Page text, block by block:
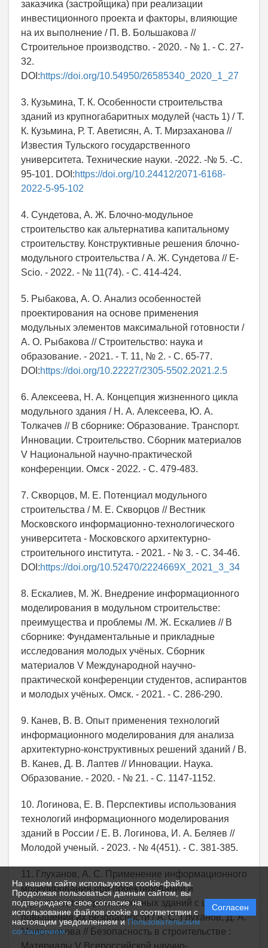
На нашем сайте используются cookie-файлы.
Продолжая пользоваться данным сайтом, вы
подтверждаете свое согласие на
использование файлов cookie в соответствии с
настоящим уведомлением и Пользовательским
соглашением.
Согласен
заказчика (застройщика) при реализации
инвестиционного проекта и факторы, влияющие
на их выполнение / П. В. Большакова //
Строительное производство. - 2020. - № 1. - С. 27-
32.
DOI:https://doi.org/10.54950/26585340_2020_1_27
3. Кузьмина, Т. К. Особенности строительства
зданий из крупногабаритных модулей (часть 1) / Т.
К. Кузьмина, Р. Т. Аветисян, А. Т. Мирзаханова //
Известия Тульского государственного
университета. Технические науки. -2022. -№ 5. -С.
95-101. DOI:https://doi.org/10.24412/2071-6168-
2022-5-95-102
4. Сундетова, А. Ж. Блочно-модульное
строительство как альтернатива капитальному
строительству. Конструктивные решения блочно-
модульного строительства / А. Ж. Сундетова // E-
Scio. - 2022. - № 11(74). - С. 414-424.
5. Рыбакова, А. О. Анализ особенностей
проектирования на основе применения
модульных элементов максимальной готовности /
А. О. Рыбакова // Строительство: наука и
образование. - 2021. - Т. 11, № 2. - С. 65-77.
DOI:https://doi.org/10.22227/2305-5502.2021.2.5
6. Алексеева, Н. А. Концепция жизненного цикла
модульного здания / Н. А. Алексеева, Ю. А.
Толкачев // В сборнике: Образование. Транспорт.
Инновации. Строительство. Сборник материалов
V Национальной научно-практической
конференции. Омск - 2022. - С. 479-483.
7. Скворцов, М. E. Потенциал модульного
строительства / М. E. Скворцов // Вестник
Московского информационно-технологического
университета - Московского архитектурно-
строительного института. - 2021. - № 3. - С. 34-46.
DOI:https://doi.org/10.52470/2224669X_2021_3_34
8. Ескалиев, М. Ж. Внедрение информационного
моделирования в модульном строительстве:
преимущества и проблемы /М. Ж. Ескалиев // В
сборнике: Фундаментальные и прикладные
исследования молодых учёных. Сборник
материалов V Международной научно-
практической конференции студентов, аспирантов
и молодых учёных. Омск. - 2021. - С. 286-290.
9. Канев, В. В. Опыт применения технологий
информационного моделирования для анализа
архитектурно-конструктивных решений зданий / В.
В. Канев, Д. В. Лаптев // Инновации. Наука.
Образование. - 2020. - № 21. - С. 1147-1152.
10. Логинова, Е. В. Перспективы использования
технологий информационного моделирования
зданий в России / Е. В. Логинова, И. А. Беляев //
Молодой ученый. - 2023. - № 4(451). - С. 381-385.
11. Глуханов, А. С. Применение информационного
моделирования при проектировании и
строительстве промышленных зданий с целью
повышения их безопасности / А. С. Глуханов, Д. А.
Молочникова // Безопасность в строительстве :